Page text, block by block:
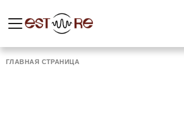
ГЛАВНАЯ СТРАНИЦА